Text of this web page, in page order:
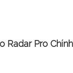
Radar Pro